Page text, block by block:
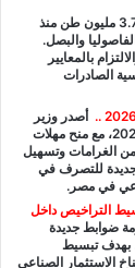
أعلن وزير الزراعة أن الصادرات الزراعية المصرية بلغت 3.7 مليون طن منذ
البطاطس والفاصوليا والبصل.
بالمعايير
الصادرات
.. أصدر وزير
الصناعة قرارًا بمد التيسيرات للمشروعات المتعثرة حتى نهاية 2026، مع منح مهلات
من الغرامات وتسهيل
للتصرف في
في مصر.
التراخيص داخل
ضوابط جديدة
بهدف تبسيط
الاستثمار الصناعي